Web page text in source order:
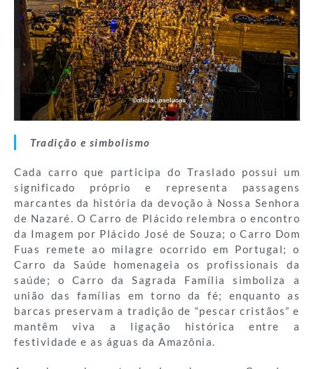
Tradição e simbolismo
Cada carro que participa do Traslado possui um
significado próprio e representa passagens
marcantes da história da devoção à Nossa Senhora
de Nazaré. O Carro de Plácido relembra o encontro
da Imagem por Plácido José de Souza; o Carro Dom
Fuas remete ao milagre ocorrido em Portugal; o
Carro da Saúde homenageia os profissionais da
saúde; o Carro da Sagrada Família simboliza a
união das famílias em torno da fé; enquanto as
barcas preservam a tradição de “pescar cristãos” e
mantêm viva a ligação histórica entre a
festividade e as águas da Amazônia.